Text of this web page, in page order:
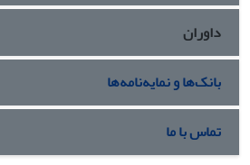
داوران
بانک‌ها و نمایه‌نامه‌ها
تماس با ما